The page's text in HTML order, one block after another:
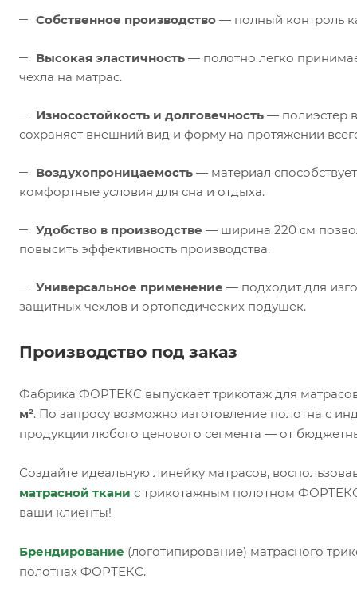
Собственное производство — полный контроль
Высокая эластичность — полотно легко
чехла на матрас.
Износостойкость и долговечность — полиэстер
сохраняет внешний вид и форму на протяжении
Воздухопроницаемость — материал
комфортные условия для сна и отдыха.
Удобство в производстве — ширина 220 см
повысить эффективность производства.
Универсальное применение — подходит для
защитных чехлов и ортопедических подушек.
Производство под заказ
Фабрика ФОРТЕКС выпускает трикотаж для
м². По запросу возможно изготовление полотна с
продукции любого ценового сегмента — от
Создайте идеальную линейку матрасов,
матрасной ткани с трикотажным полотном
ваши клиенты!
Брендирование (логотипирование) матрасного
полотнах ФОРТЕКС.